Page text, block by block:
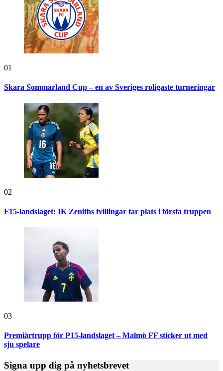
01
Skara Sommarland Cup – en av Sveriges roligaste turneringar
02
F15-landslaget: IK Zeniths tvillingar tar plats i första truppen
03
Premiärtrupp för P15-landslaget – Malmö FF sticker ut med
sju spelare
Signa upp dig på nyhetsbrevet